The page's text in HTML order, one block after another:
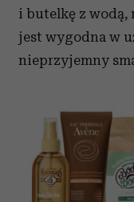
i butelkę z wodą,
jest wygodna w
nieprzyjemny